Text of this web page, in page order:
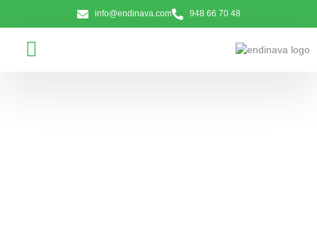
info@endinava.com 948 66 70 48